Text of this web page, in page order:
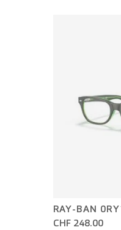
RAY-BAN
CHF 248.00